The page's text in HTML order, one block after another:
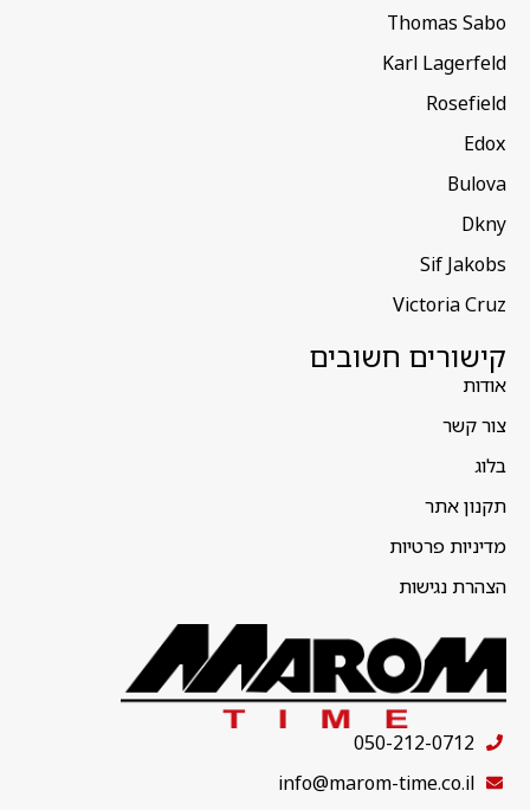
Thomas Sabo
Karl Lagerfeld
Rosefield
Edox
Bulova
Dkny
Sif Jakobs
Victoria Cruz
קישורים חשובים
אודות
צור קשר
בלוג
תקנון אתר
מדיניות פרטיות
הצהרת נגישות
050-212-0712
info@marom-time.co.il